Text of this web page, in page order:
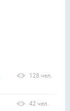
128 чел.
42 чел.